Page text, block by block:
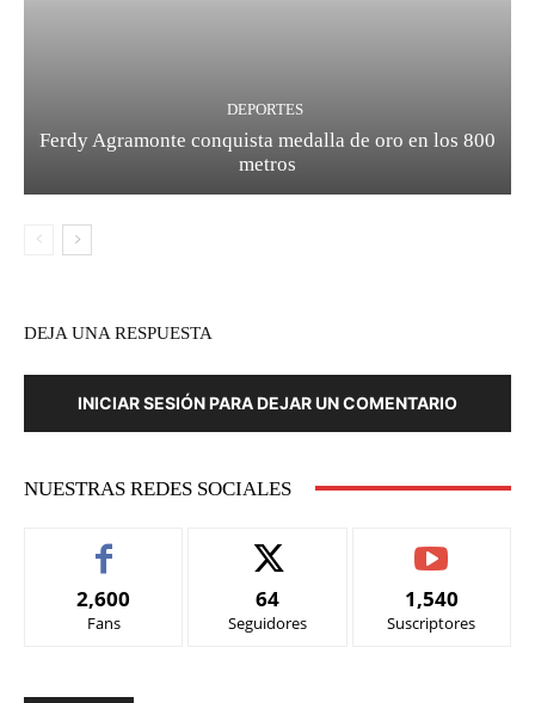
DEPORTES
Ferdy Agramonte conquista medalla de oro en los 800
metros
DEJA UNA RESPUESTA
INICIAR SESIÓN PARA DEJAR UN COMENTARIO
NUESTRAS REDES SOCIALES
2,600
Fans
64
Seguidores
1,540
Suscriptores